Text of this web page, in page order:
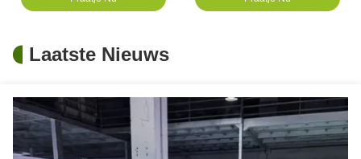
Laatste Nieuws